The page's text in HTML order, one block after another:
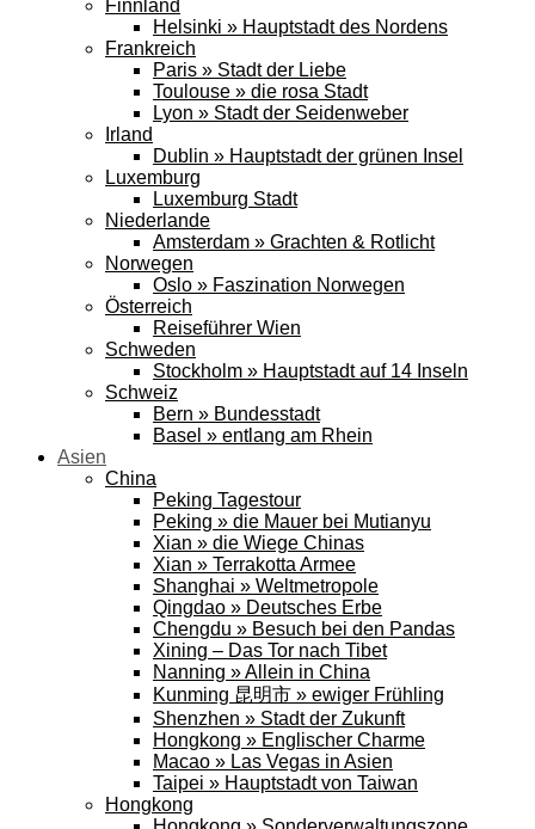
Finnland
Helsinki » Hauptstadt des Nordens
Frankreich
Paris » Stadt der Liebe
Toulouse » die rosa Stadt
Lyon » Stadt der Seidenweber
Irland
Dublin » Hauptstadt der grünen Insel
Luxemburg
Luxemburg Stadt
Niederlande
Amsterdam » Grachten & Rotlicht
Norwegen
Oslo » Faszination Norwegen
Österreich
Reiseführer Wien
Schweden
Stockholm » Hauptstadt auf 14 Inseln
Schweiz
Bern » Bundesstadt
Basel » entlang am Rhein
Asien
China
Peking Tagestour
Peking » die Mauer bei Mutianyu
Xian » die Wiege Chinas
Xian » Terrakotta Armee
Shanghai » Weltmetropole
Qingdao » Deutsches Erbe
Chengdu » Besuch bei den Pandas
Xining – Das Tor nach Tibet
Nanning » Allein in China
Kunming 昆明市 » ewiger Frühling
Shenzhen » Stadt der Zukunft
Hongkong » Englischer Charme
Macao » Las Vegas in Asien
Taipei » Hauptstadt von Taiwan
Hongkong